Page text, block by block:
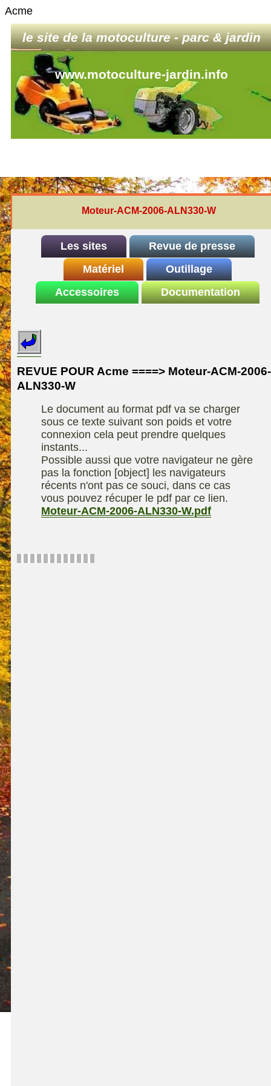
Acme
le site de la motoculture - parc & jardin
www.motoculture-jardin.info
Moteur-ACM-2006-ALN330-W
Les sites
INDEX
Le site de la
motoculture
Information sur
contact
Revue de presse
REDEXIM-et-Eliet
ELIET
Motobineuse ou
Technique de
compostage
Matériel
autoportee
SARP
Robomow
chevalet
Remorque
Outillage
Affuteuse
Accessoires
Documentation
REVUE POUR Acme ====> Moteur-ACM-2006-
ALN330-W
Le document au format pdf va se charger
sous ce texte suivant son poids et votre
connexion cela peut prendre quelques
instants...
Possible aussi que votre navigateur ne gère
pas la fonction [object] les navigateurs
récents n'ont pas ce souci, dans ce cas
vous pouvez récuper le pdf par ce lien.
Moteur-ACM-2006-ALN330-W.pdf